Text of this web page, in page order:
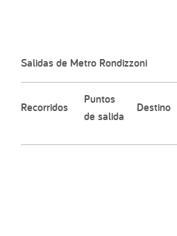
Salidas de Metro Rondizzoni
Recorridos
Puntos
de salida
Destino